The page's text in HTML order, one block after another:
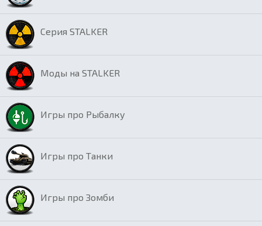
Серия STALKER
Моды на STALKER
Игры про Рыбалку
Игры про Танки
Игры про Зомби